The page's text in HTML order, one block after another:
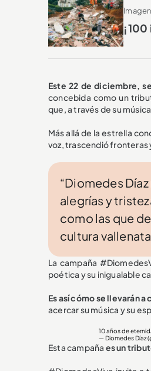
Este 22 de diciembre,
concebida como un
que, a través de su
Más allá de la estrella
voz, trascendió fronteras
“Diomedes
alegrías y
como las que
cultura
La campaña
poética y su inigualable
Es así cómo se llevarán
acercar su música y su
10 años de
— Diomedes Díaz
Esta campaña es un